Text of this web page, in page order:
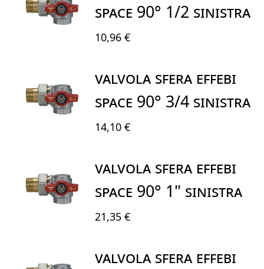
SPACE 90° 1/2 SINISTRA
10,96 €
VALVOLA SFERA EFFEBI
SPACE 90° 3/4 SINISTRA
14,10 €
VALVOLA SFERA EFFEBI
SPACE 90° 1" SINISTRA
21,35 €
VALVOLA SFERA EFFEBI